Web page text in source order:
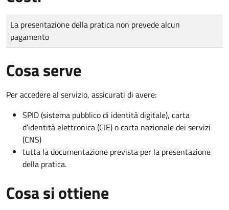
Tipo di pagamento
Importo
La presentazione della pratica non prevede alcun
pagamento
Cosa serve
Per accedere al servizio, assicurati di avere:
SPID (sistema pubblico di identità digitale), carta
d’identità elettronica (CIE) o carta nazionale dei servizi
(CNS)
tutta la documentazione prevista per la presentazione
della pratica.
Cosa si ottiene